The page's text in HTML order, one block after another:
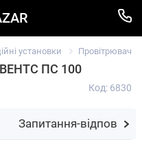
установки Провітрювачі
ПС 100
Код: 6830
Запитання-відповідь